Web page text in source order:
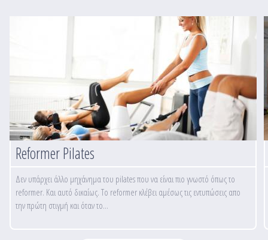
Reformer Pilates
Δεν υπάρχει άλλο μηχάνημα του pilates που να είναι πιο γνωστό όπως το
reformer. Και αυτό δικαίως. Το reformer κλέβει αμέσως τις εντυπώσεις απο
την πρώτη στιγμή και όταν το...